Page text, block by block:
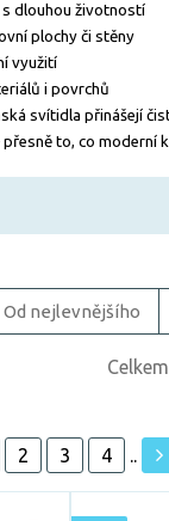
s dlouhou životností
plochy či stěny
využití
i povrchů
svítidla přinášejí
to, co moderní
Od nejlevnějšího
2 3 4 ..